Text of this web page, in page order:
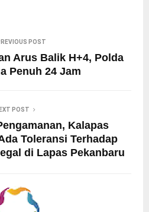
POST
Arus Balik H+4, Polda
Penuh 24 Jam
POST
Kalapas
Toleransi Terhadap
di Lapas Pekanbaru